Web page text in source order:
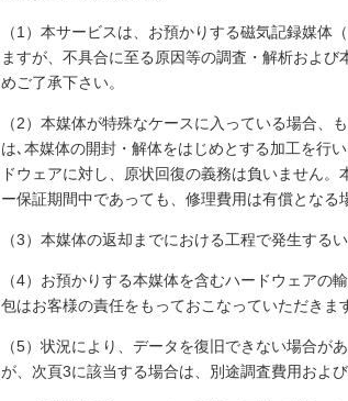
（1）本サービスは、お預かりする磁気記録媒体
ますが、不具合に至る原因等の調査・解析およ
めご了承下さい。
（2）本媒体が特殊なケースに入っている場合、
は､本媒体の開封・解体をはじめとする加工を行
ドウェアに対し、原状回復の義務は負いません
ー保証期間中であっても、修理費用は有償となる
（3）本媒体の返却までにおける工程で発生する
（4）お預かりする本媒体を含むハードウェアの
包はお客様の責任をもっておこなっていただきま
（5）状況により、データを復旧できない場合が
が、次頁3に該当する場合は、別途調査費用およ